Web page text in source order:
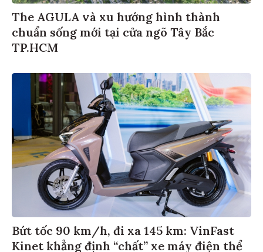
The AGULA và xu hướng hình thành
chuẩn sống mới tại cửa ngõ Tây Bắc
TP.HCM
Bứt tốc 90 km/h, đi xa 145 km: VinFast
Kinet khẳng định “chất” xe máy điện thể